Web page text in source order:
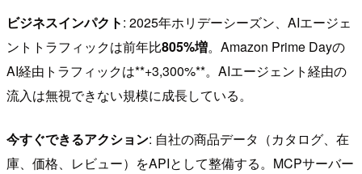
ビジネスインパクト: 2025年ホリデーシーズン、AIエージェ
ントトラフィックは前年比805%増。Amazon Prime Dayの
AI経由トラフィックは**+3,300%**。AIエージェント経由の
流入は無視できない規模に成長している。
今すぐできるアクション: 自社の商品データ（カタログ、在
庫、価格、レビュー）をAPIとして整備する。MCPサーバー